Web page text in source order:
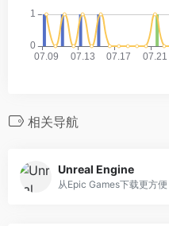
相关导航
Unreal Engine
从Epic Games下载更方便